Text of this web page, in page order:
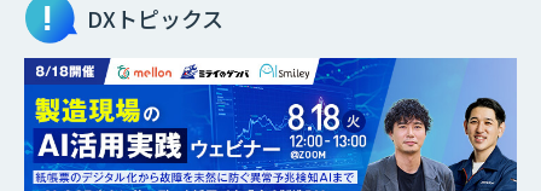
DXトピックス